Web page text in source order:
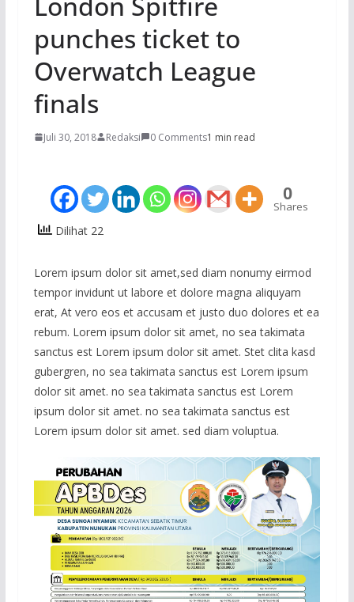
punches ticket to
Overwatch League
finals
Juli 30, 2018 Redaksi 0 Comments1 min read
0
Shares
Dilihat 22
Lorem ipsum dolor sit amet,sed diam nonumy eirmod
tempor invidunt ut labore et dolore magna aliquyam
erat, At vero eos et accusam et justo duo dolores et ea
rebum. Lorem ipsum dolor sit amet, no sea takimata
sanctus est Lorem ipsum dolor sit amet. Stet clita kasd
gubergren, no sea takimata sanctus est Lorem ipsum
dolor sit amet. no sea takimata sanctus est Lorem
ipsum dolor sit amet. no sea takimata sanctus est
Lorem ipsum dolor sit amet. sed diam voluptua.